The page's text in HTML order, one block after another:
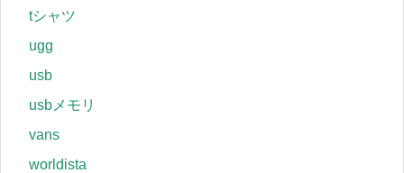
tシャツ
ugg
usb
usbメモリ
vans
worldista